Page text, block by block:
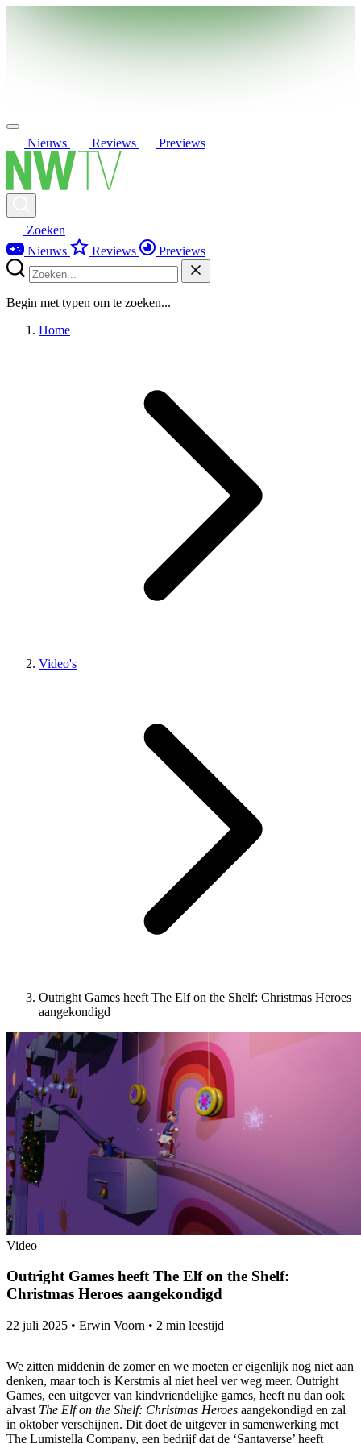
Nieuws Reviews Previews
Zoeken
Nieuws
Reviews Previews
Begin met typen om te zoeken...
Home
Video's
Outright Games heeft The Elf on the Shelf: Christmas Heroes
aangekondigd
Video
Outright Games heeft The Elf on the Shelf:
Christmas Heroes aangekondigd
22 juli 2025 • Erwin Voorn • 2 min leestijd
We zitten middenin de zomer en we moeten er eigenlijk nog niet aan
denken, maar toch is Kerstmis al niet heel ver weg meer. Outright
Games, een uitgever van kindvriendelijke games, heeft nu dan ook
alvast The Elf on the Shelf: Christmas Heroes aangekondigd en zal
in oktober verschijnen. Dit doet de uitgever in samenwerking met
The Lumistella Company, een bedrijf dat de ‘Santaverse’ heeft